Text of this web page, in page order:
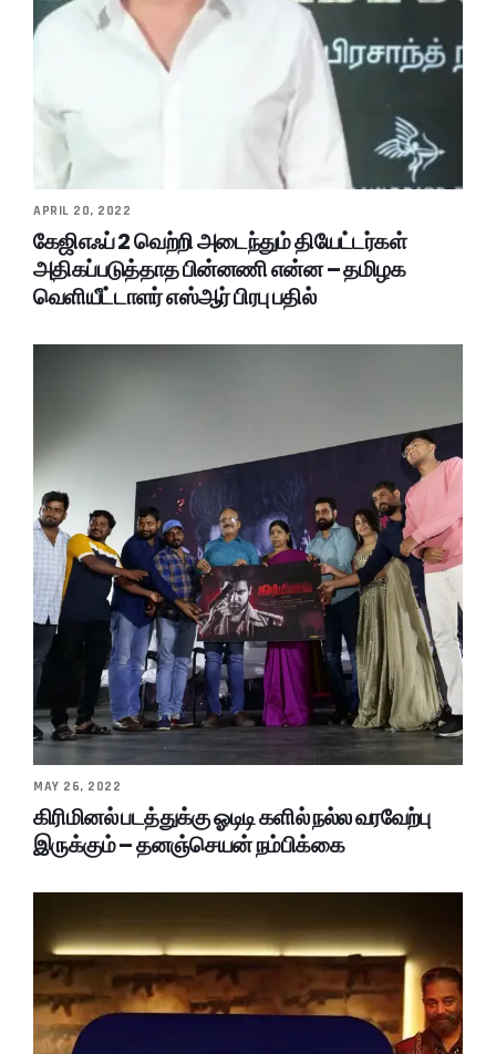
APRIL 20, 2022
கேஜிஎஃப் 2 வெற்றி அடைந்தும் தியேட்டர்கள்
அதிகப்படுத்தாத பின்னணி என்ன – தமிழக
வெளியீட்டாளர் எஸ்ஆர் பிரபு பதில்
MAY 26, 2022
கிரிமினல் படத்துக்கு ஓடிடி களில் நல்ல வரவேற்பு
இருக்கும் – தனஞ்செயன் நம்பிக்கை